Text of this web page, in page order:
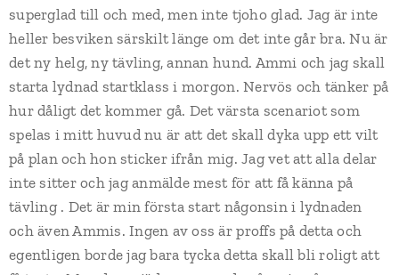
superglad till och med, men inte tjoho glad. Jag är inte
heller besviken särskilt länge om det inte går bra. Nu är
det ny helg, ny tävling, annan hund. Ammi och jag skall
starta lydnad startklass i morgon. Nervös och tänker på
hur dåligt det kommer gå. Det värsta scenariot som
spelas i mitt huvud nu är att det skall dyka upp ett vilt
på plan och hon sticker ifrån mig. Jag vet att alla delar
inte sitter och jag anmälde mest för att få känna på
tävling . Det är min första start någonsin i lydnaden
och även Ammis. Ingen av oss är proffs på detta och
egentligen borde jag bara tycka detta skall bli roligt att